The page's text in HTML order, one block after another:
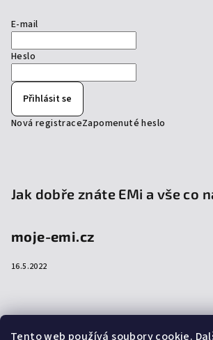
Tento web používá soubory cookie.
E-mail
Heslo
Přihlásit se
Nová registraceZapomenuté heslo
Jak dobře znáte EMi a vše co
moje-emi.cz
16.5.2022
Přijímáme online platby